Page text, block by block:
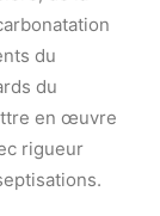
du
du
en œuvre
rigueur